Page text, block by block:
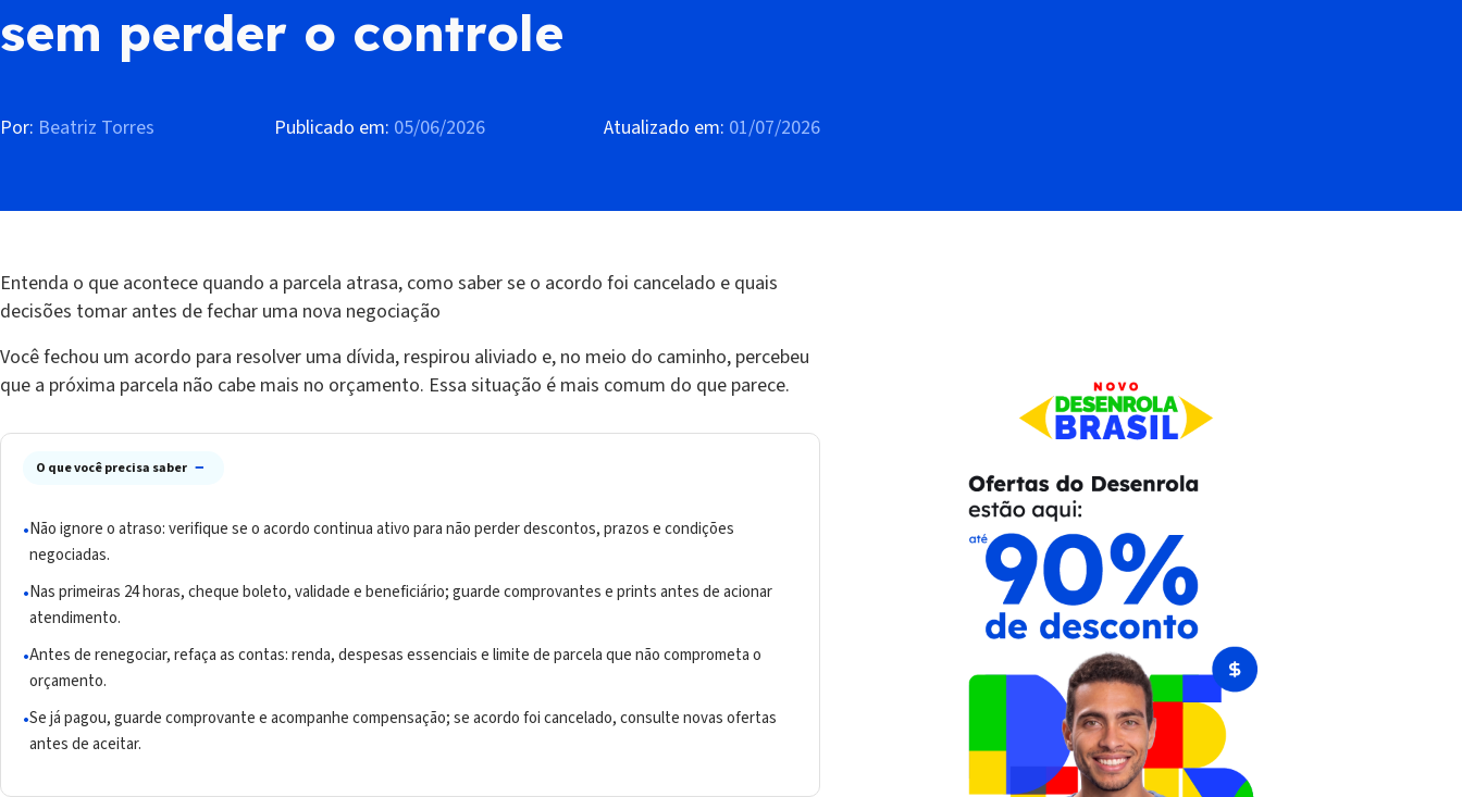
sem perder o controle
Por: Beatriz Torres Publicado em: 05/06/2026 Atualizado em: 01/07/2026
Entenda o que acontece quando a parcela atrasa, como saber se o acordo foi cancelado e quais
decisões tomar antes de fechar uma nova negociação
Você fechou um acordo para resolver uma dívida, respirou aliviado e, no meio do caminho, percebeu
que a próxima parcela não cabe mais no orçamento. Essa situação é mais comum do que parece.
O que você precisa saber −
Não ignore o atraso: verifique se o acordo continua ativo para não perder descontos, prazos e condições
negociadas.
Nas primeiras 24 horas, cheque boleto, validade e beneficiário; guarde comprovantes e prints antes de acionar
atendimento.
Antes de renegociar, refaça as contas: renda, despesas essenciais e limite de parcela que não comprometa o
orçamento.
Se já pagou, guarde comprovante e acompanhe compensação; se acordo foi cancelado, consulte novas ofertas
antes de aceitar.